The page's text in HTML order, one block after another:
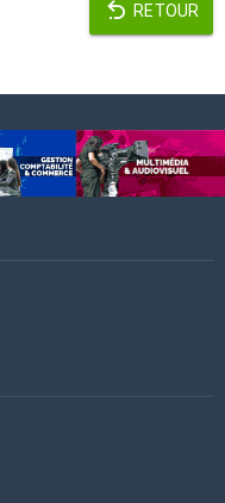
RETOUR